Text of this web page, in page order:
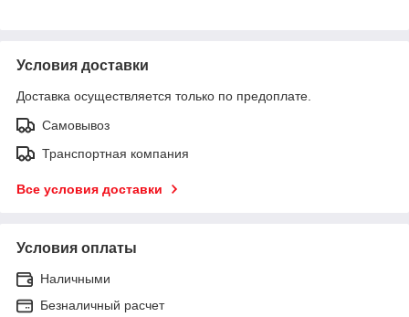
Условия доставки
Доставка осуществляется только по предоплате.
Самовывоз
Транспортная компания
Все условия доставки
Условия оплаты
Наличными
Безналичный расчет